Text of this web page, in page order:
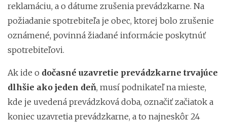
reklamáciu, a o dátume zrušenia prevádzkarne. Na
požiadanie spotrebiteľa je obec, ktorej bolo zrušenie
oznámené, povinná žiadané informácie poskytnúť
spotrebiteľovi.
Ak ide o dočasné uzavretie prevádzkarne trvajúce
dlhšie ako jeden deň, musí podnikateľ na mieste,
kde je uvedená prevádzková doba, označiť začiatok a
koniec uzavretia prevádzkarne, a to najneskôr 24